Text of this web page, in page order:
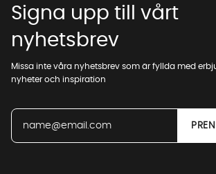
Signa upp till vårt
nyhetsbrev
Missa inte våra nyhetsbrev som är fyllda med
nyheter och inspiration